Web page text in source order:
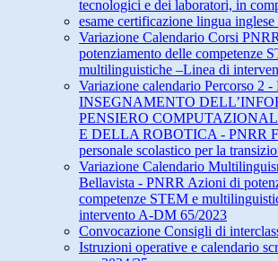
tecnologici e dei laboratori, in
esame certificazione lingua inglese
Variazione Calendario Corsi
potenziamento delle competenze
multilinguistiche –Linea di
Variazione calendario Percorso 2
INSEGNAMENTO
PENSIERO
E DELLA ROBOTICA - PNRR
personale scolastico per la
Variazione Calendario
Bellavista - PNRR Azioni di
competenze STEM e
intervento A-DM 65/2023
Convocazione Consigli di
Istruzioni operative e calendario